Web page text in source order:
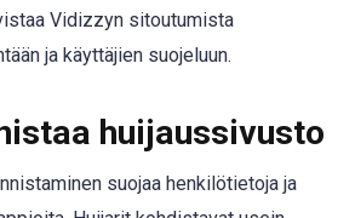
Vidizzyn sitoutumista
ja käyttäjien suojeluun.
huijaussivusto
suojaa henkilötietoja ja